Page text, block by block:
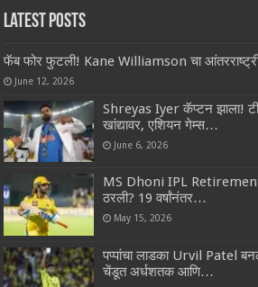
Latest Posts
फॅब फोर फुटली! Kane Williamson चा
June 12, 2026
Shreyas Iyer कॅप्टन झाला!
खांद्यावर, एशियन गेम्स…
June 6, 2026
MS Dhoni IPL Retirement:
ठरली? 19 वर्षांनंतर…
May 15, 2026
पप्पांचा लाडका Urvil Patel
चेंडूत अर्धशतक आणि…